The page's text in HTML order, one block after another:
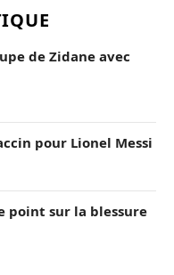
de Zidane avec
pour Lionel Messi
point sur la blessure